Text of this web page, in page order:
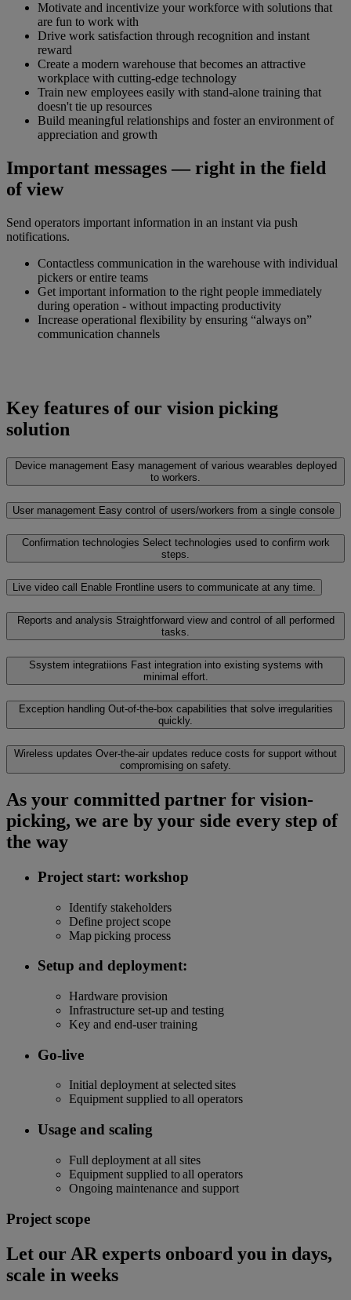
Motivate and incentivize your workforce with solutions that
are fun to work with
Drive work satisfaction through recognition and instant
reward
Create a modern warehouse that becomes an attractive
workplace with cutting-edge technology
Train new employees easily with stand-alone training that
doesn't tie up resources
Build meaningful relationships and foster an environment of
appreciation and growth
Important messages — right in the field
of view
Send operators important information in an instant via push
notifications.
Contactless communication in the warehouse with individual
pickers or entire teams
Get important information to the right people immediately
during operation - without impacting productivity
Increase operational flexibility by ensuring “always on”
communication channels
Key features of our vision picking
solution
Device management Easy management of various wearables deployed
to workers.
User management Easy control of users/workers from a single console
Confirmation technologies Select technologies used to confirm work
steps.
Live video call Enable Frontline users to communicate at any time.
Reports and analysis Straightforward view and control of all performed
tasks.
Ssystem integratiions Fast integration into existing systems with
minimal effort.
Exception handling Out-of-the-box capabilities that solve irregularities
quickly.
Wireless updates Over-the-air updates reduce costs for support without
compromising on safety.
As your committed partner for vision-
picking, we are by your side every step of
the way
Project start: workshop
Identify stakeholders
Define project scope
Map picking process
Setup and deployment:
Hardware provision
Infrastructure set-up and testing
Key and end-user training
Go-live
Initial deployment at selected sites
Equipment supplied to all operators
Usage and scaling
Full deployment at all sites
Equipment supplied to all operators
Ongoing maintenance and support
Project scope
Let our AR experts onboard you in days,
scale in weeks